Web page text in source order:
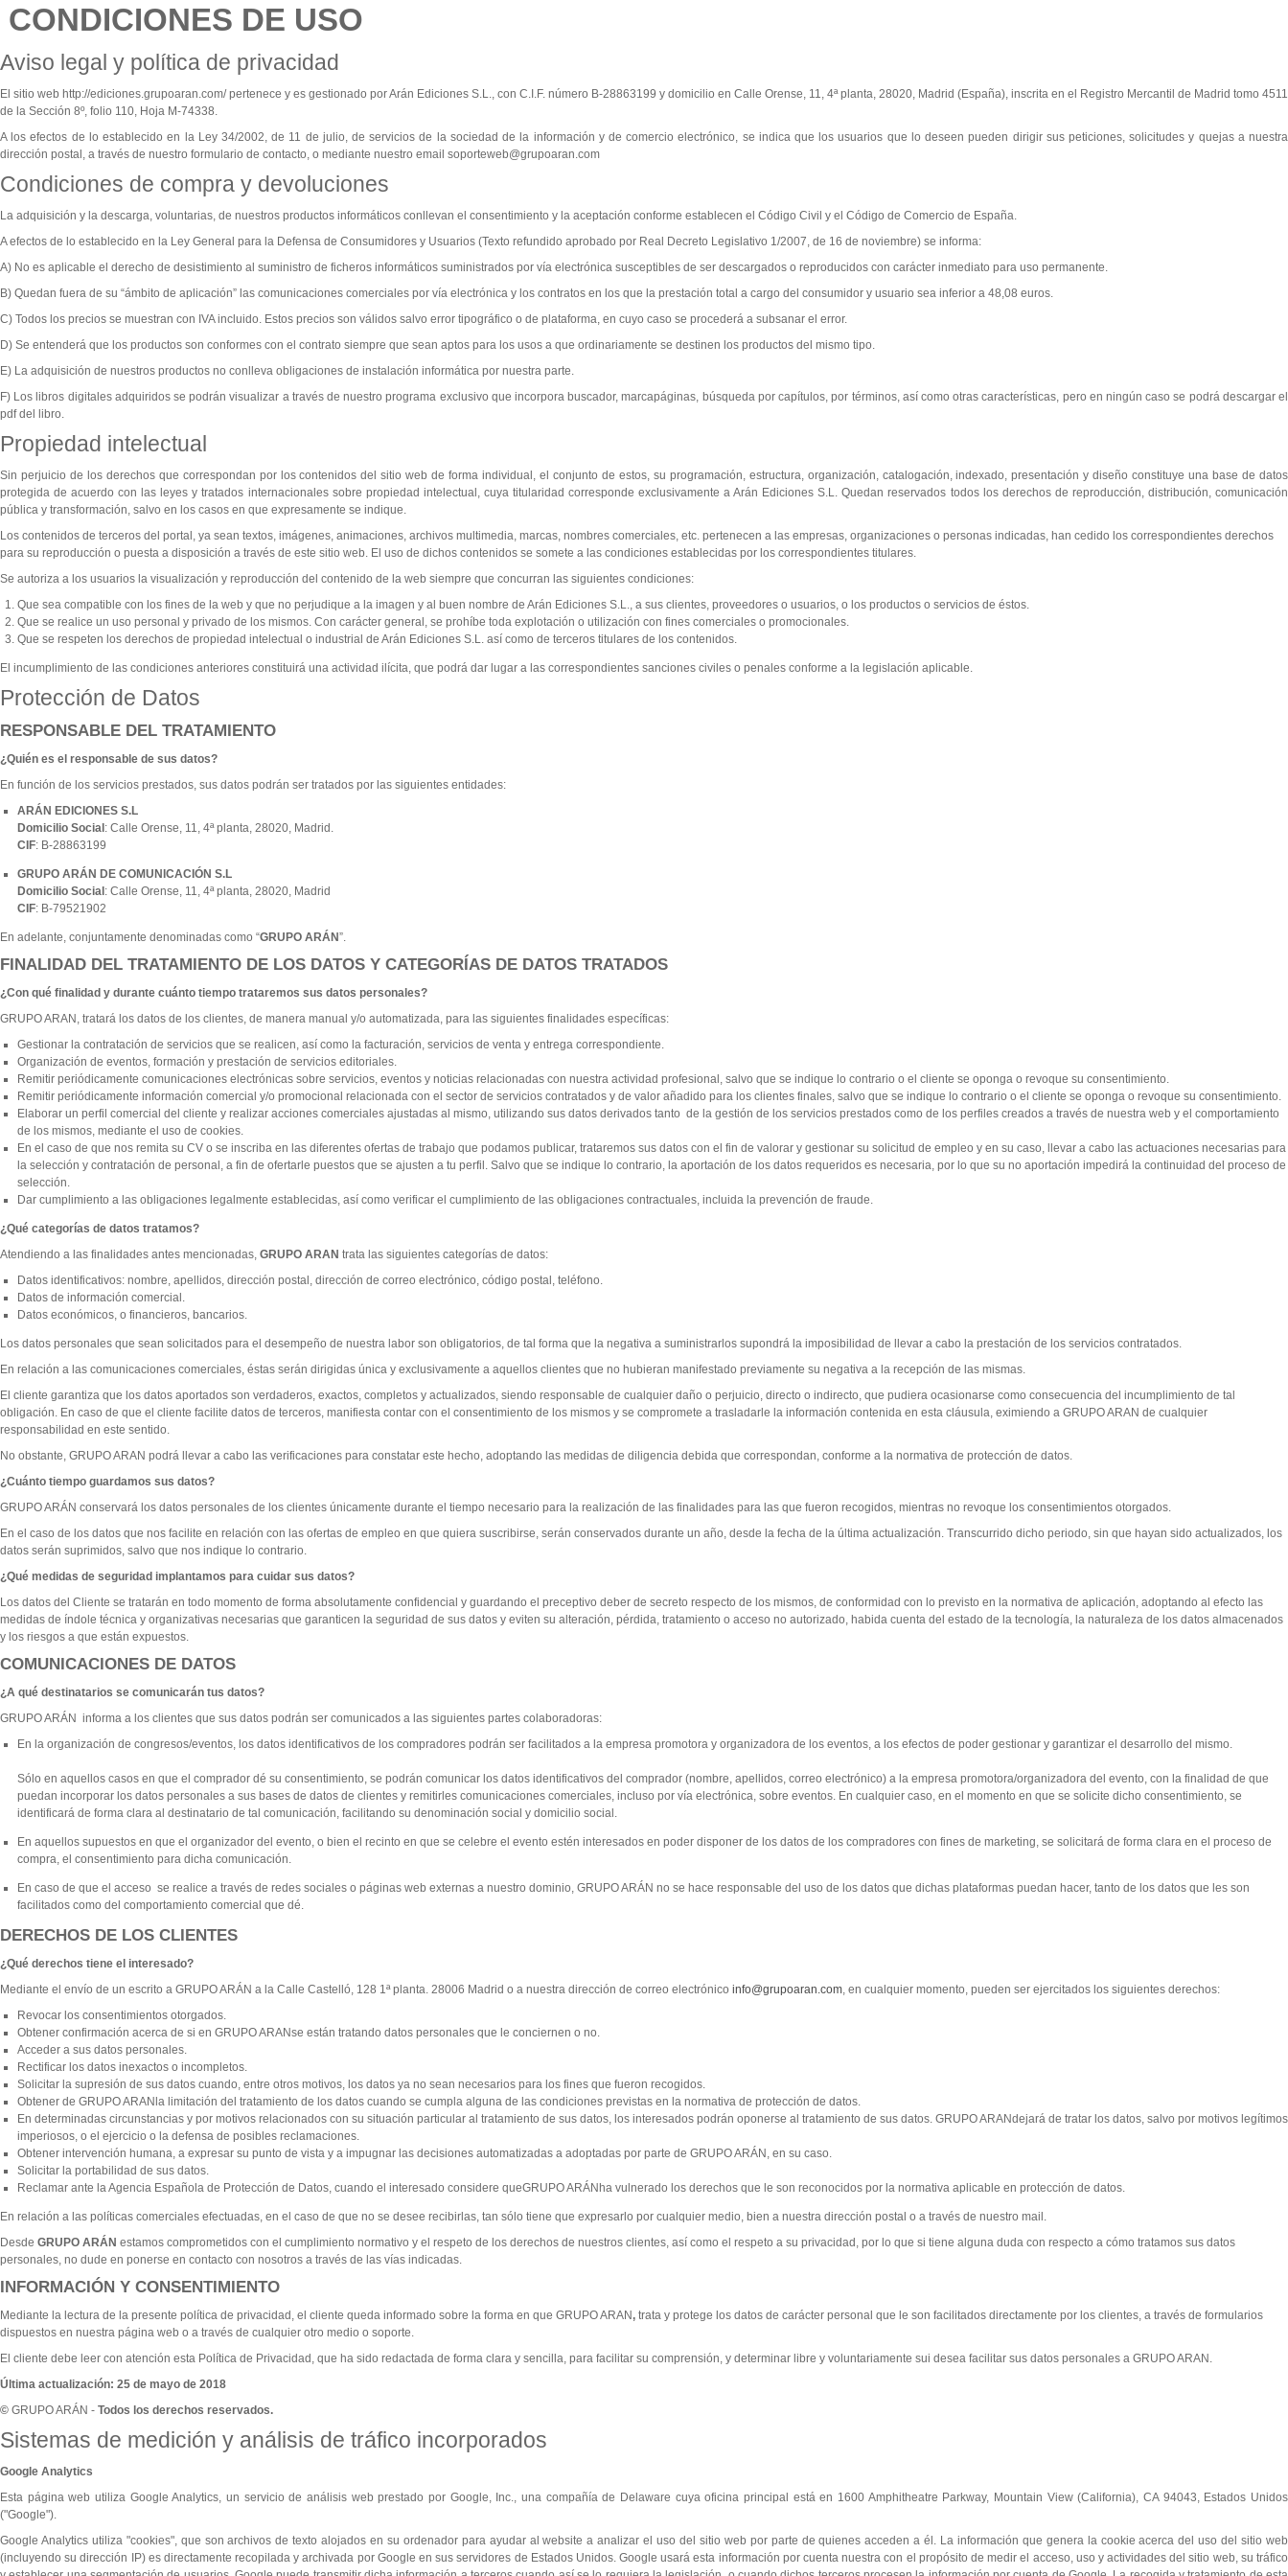
CONDICIONES DE USO
Aviso legal y política de privacidad
El sitio web http://ediciones.grupoaran.com/ pertenece y es gestionado por Arán Ediciones S.L., con C.I.F. número B-28863199 y domicilio en Calle Orense, 11, 4ª planta, 28020, Madrid (España), inscrita en el Registro Mercantil de Madrid tomo 4511
de la Sección 8º, folio 110, Hoja M-74338.
A los efectos de lo establecido en la Ley 34/2002, de 11 de julio, de servicios de la sociedad de la información y de comercio electrónico, se indica que los usuarios que lo deseen pueden dirigir sus peticiones, solicitudes y quejas a nuestra
dirección postal, a través de nuestro formulario de contacto, o mediante nuestro email soporteweb@grupoaran.com
Condiciones de compra y devoluciones
La adquisición y la descarga, voluntarias, de nuestros productos informáticos conllevan el consentimiento y la aceptación conforme establecen el Código Civil y el Código de Comercio de España.
A efectos de lo establecido en la Ley General para la Defensa de Consumidores y Usuarios (Texto refundido aprobado por Real Decreto Legislativo 1/2007, de 16 de noviembre) se informa:
A) No es aplicable el derecho de desistimiento al suministro de ficheros informáticos suministrados por vía electrónica susceptibles de ser descargados o reproducidos con carácter inmediato para uso permanente.
B) Quedan fuera de su “ámbito de aplicación” las comunicaciones comerciales por vía electrónica y los contratos en los que la prestación total a cargo del consumidor y usuario sea inferior a 48,08 euros.
C) Todos los precios se muestran con IVA incluido. Estos precios son válidos salvo error tipográfico o de plataforma, en cuyo caso se procederá a subsanar el error.
D) Se entenderá que los productos son conformes con el contrato siempre que sean aptos para los usos a que ordinariamente se destinen los productos del mismo tipo.
E) La adquisición de nuestros productos no conlleva obligaciones de instalación informática por nuestra parte.
F) Los libros digitales adquiridos se podrán visualizar a través de nuestro programa exclusivo que incorpora buscador, marcapáginas, búsqueda por capítulos, por términos, así como otras características, pero en ningún caso se podrá descargar el
pdf del libro.
Propiedad intelectual
Sin perjuicio de los derechos que correspondan por los contenidos del sitio web de forma individual, el conjunto de estos, su programación, estructura, organización, catalogación, indexado, presentación y diseño constituye una base de datos
protegida de acuerdo con las leyes y tratados internacionales sobre propiedad intelectual, cuya titularidad corresponde exclusivamente a Arán Ediciones S.L. Quedan reservados todos los derechos de reproducción, distribución, comunicación
pública y transformación, salvo en los casos en que expresamente se indique.
Los contenidos de terceros del portal, ya sean textos, imágenes, animaciones, archivos multimedia, marcas, nombres comerciales, etc. pertenecen a las empresas, organizaciones o personas indicadas, han cedido los correspondientes derechos
para su reproducción o puesta a disposición a través de este sitio web. El uso de dichos contenidos se somete a las condiciones establecidas por los correspondientes titulares.
Se autoriza a los usuarios la visualización y reproducción del contenido de la web siempre que concurran las siguientes condiciones:
Que sea compatible con los fines de la web y que no perjudique a la imagen y al buen nombre de Arán Ediciones S.L., a sus clientes, proveedores o usuarios, o los productos o servicios de éstos.
Que se realice un uso personal y privado de los mismos. Con carácter general, se prohíbe toda explotación o utilización con fines comerciales o promocionales.
Que se respeten los derechos de propiedad intelectual o industrial de Arán Ediciones S.L. así como de terceros titulares de los contenidos.
El incumplimiento de las condiciones anteriores constituirá una actividad ilícita, que podrá dar lugar a las correspondientes sanciones civiles o penales conforme a la legislación aplicable.
Protección de Datos
RESPONSABLE DEL TRATAMIENTO
¿Quién es el responsable de sus datos?
En función de los servicios prestados, sus datos podrán ser tratados por las siguientes entidades:
ARÁN EDICIONES S.L
Domicilio Social : Calle Orense, 11, 4ª planta, 28020, Madrid.
CIF: B-28863199
GRUPO ARÁN DE COMUNICACIÓN S.L
Domicilio Social : Calle Orense, 11, 4ª planta, 28020, Madrid
CIF: B-79521902
En adelante, conjuntamente denominadas como “GRUPO ARÁN”.
FINALIDAD DEL TRATAMIENTO DE LOS DATOS Y CATEGORÍAS DE DATOS TRATADOS
¿Con qué finalidad y durante cuánto tiempo trataremos sus datos personales?
GRUPO ARAN , tratará los datos de los clientes, de manera manual y/o automatizada, para las siguientes finalidades específicas:
Gestionar la contratación de servicios que se realicen, así como la facturación, servicios de venta y entrega correspondiente.
Organización de eventos, formación y prestación de servicios editoriales.
Remitir periódicamente comunicaciones electrónicas sobre servicios, eventos y noticias relacionadas con nuestra actividad profesional, salvo que se indique lo contrario o el cliente se oponga o revoque su consentimiento.
Remitir periódicamente información comercial y/o promocional relacionada con el sector de servicios contratados y de valor añadido para los clientes finales, salvo que se indique lo contrario o el cliente se oponga o revoque su consentimiento.
Elaborar un perfil comercial del cliente y realizar acciones comerciales ajustadas al mismo, utilizando sus datos derivados tanto de la gestión de los servicios prestados como de los perfiles creados a través de nuestra web y el comportamiento
de los mismos, mediante el uso de cookies.
En el caso de que nos remita su CV o se inscriba en las diferentes ofertas de trabajo que podamos publicar, trataremos sus datos con el fin de valorar y gestionar su solicitud de empleo y en su caso, llevar a cabo las actuaciones necesarias para
la selección y contratación de personal, a fin de ofertarle puestos que se ajusten a tu perfil. Salvo que se indique lo contrario, la aportación de los datos requeridos es necesaria, por lo que su no aportación impedirá la continuidad del proceso de
selección.
Dar cumplimiento a las obligaciones legalmente establecidas, así como verificar el cumplimiento de las obligaciones contractuales, incluida la prevención de fraude.
¿Qué categorías de datos tratamos?
Atendiendo a las finalidades antes mencionadas, GRUPO ARAN trata las siguientes categorías de datos:
Datos identificativos: nombre, apellidos, dirección postal, dirección de correo electrónico, código postal, teléfono.
Datos de información comercial.
Datos económicos, o financieros, bancarios.
Los datos personales que sean solicitados para el desempeño de nuestra labor son obligatorios, de tal forma que la negativa a suministrarlos supondrá la imposibilidad de llevar a cabo la prestación de los servicios contratados.
En relación a las comunicaciones comerciales, éstas serán dirigidas única y exclusivamente a aquellos clientes que no hubieran manifestado previamente su negativa a la recepción de las mismas.
El cliente garantiza que los datos aportados son verdaderos, exactos, completos y actualizados, siendo responsable de cualquier daño o perjuicio, directo o indirecto, que pudiera ocasionarse como consecuencia del incumplimiento de tal
obligación. En caso de que el cliente facilite datos de terceros, manifiesta contar con el consentimiento de los mismos y se compromete a trasladarle la información contenida en esta cláusula, eximiendo a GRUPO ARAN de cualquier
responsabilidad en este sentido.
No obstante, GRUPO ARAN podrá llevar a cabo las verificaciones para constatar este hecho, adoptando las medidas de diligencia debida que correspondan, conforme a la normativa de protección de datos.
¿Cuánto tiempo guardamos sus datos?
GRUPO ARÁN conservará los datos personales de los clientes únicamente durante el tiempo necesario para la realización de las finalidades para las que fueron recogidos, mientras no revoque los consentimientos otorgados.
En el caso de los datos que nos facilite en relación con las ofertas de empleo en que quiera suscribirse, serán conservados durante un año, desde la fecha de la última actualización. Transcurrido dicho periodo, sin que hayan sido actualizados, los
datos serán suprimidos, salvo que nos indique lo contrario.
¿Qué medidas de seguridad implantamos para cuidar sus datos?
Los datos del Cliente se tratarán en todo momento de forma absolutamente confidencial y guardando el preceptivo deber de secreto respecto de los mismos, de conformidad con lo previsto en la normativa de aplicación, adoptando al efecto las
medidas de índole técnica y organizativas necesarias que garanticen la seguridad de sus datos y eviten su alteración, pérdida, tratamiento o acceso no autorizado, habida cuenta del estado de la tecnología, la naturaleza de los datos almacenados
y los riesgos a que están expuestos.
COMUNICACIONES DE DATOS
¿A qué destinatarios se comunicarán tus datos?
GRUPO ARÁN informa a los clientes que sus datos podrán ser comunicados a las siguientes partes colaboradoras:
En la organización de congresos/eventos, los datos identificativos de los compradores podrán ser facilitados a la empresa promotora y organizadora de los eventos, a los efectos de poder gestionar y garantizar el desarrollo del mismo.
Sólo en aquellos casos en que el comprador dé su consentimiento, se podrán comunicar los datos identificativos del comprador (nombre, apellidos, correo electrónico) a la empresa promotora/organizadora del evento, con la finalidad de que
puedan incorporar los datos personales a sus bases de datos de clientes y remitirles comunicaciones comerciales, incluso por vía electrónica, sobre eventos. En cualquier caso, en el momento en que se solicite dicho consentimiento, se
identificará de forma clara al destinatario de tal comunicación, facilitando su denominación social y domicilio social.
En aquellos supuestos en que el organizador del evento, o bien el recinto en que se celebre el evento estén interesados en poder disponer de los datos de los compradores con fines de marketing, se solicitará de forma clara en el proceso de
compra, el consentimiento para dicha comunicación.
En caso de que el acceso se realice a través de redes sociales o páginas web externas a nuestro dominio, GRUPO ARÁN no se hace responsable del uso de los datos que dichas plataformas puedan hacer, tanto de los datos que les son
facilitados como del comportamiento comercial que dé.
DERECHOS DE LOS CLIENTES
¿Qué derechos tiene el interesado?
Mediante el envío de un escrito a GRUPO ARÁN a la Calle Castelló, 128 1ª planta. 28006 Madrid o a nuestra dirección de correo electrónico info@grupoaran.com, en cualquier momento, pueden ser ejercitados los siguientes derechos:
Revocar los consentimientos otorgados.
Obtener confirmación acerca de si en GRUPO ARANse están tratando datos personales que le conciernen o no.
Acceder a sus datos personales.
Rectificar los datos inexactos o incompletos.
Solicitar la supresión de sus datos cuando, entre otros motivos, los datos ya no sean necesarios para los fines que fueron recogidos.
Obtener de GRUPO ARANla limitación del tratamiento de los datos cuando se cumpla alguna de las condiciones previstas en la normativa de protección de datos.
En determinadas circunstancias y por motivos relacionados con su situación particular al tratamiento de sus datos, los interesados podrán oponerse al tratamiento de sus datos. GRUPO ARANdejará de tratar los datos, salvo por motivos legítimos
imperiosos, o el ejercicio o la defensa de posibles reclamaciones.
Obtener intervención humana, a expresar su punto de vista y a impugnar las decisiones automatizadas a adoptadas por parte de GRUPO ARÁN, en su caso.
Solicitar la portabilidad de sus datos.
Reclamar ante la Agencia Española de Protección de Datos, cuando el interesado considere queGRUPO ARÁNha vulnerado los derechos que le son reconocidos por la normativa aplicable en protección de datos.
En relación a las políticas comerciales efectuadas, en el caso de que no se desee recibirlas, tan sólo tiene que expresarlo por cualquier medio, bien a nuestra dirección postal o a través de nuestro mail.
Desde GRUPO ARÁN estamos comprometidos con el cumplimiento normativo y el respeto de los derechos de nuestros clientes, así como el respeto a su privacidad, por lo que si tiene alguna duda con respecto a cómo tratamos sus datos
personales, no dude en ponerse en contacto con nosotros a través de las vías indicadas.
INFORMACIÓN Y CONSENTIMIENTO
Mediante la lectura de la presente política de privacidad, el cliente queda informado sobre la forma en que GRUPO ARAN, trata y protege los datos de carácter personal que le son facilitados directamente por los clientes, a través de formularios
dispuestos en nuestra página web o a través de cualquier otro medio o soporte.
El cliente debe leer con atención esta Política de Privacidad, que ha sido redactada de forma clara y sencilla, para facilitar su comprensión, y determinar libre y voluntariamente sui desea facilitar sus datos personales a GRUPO ARAN.
Última actualización: 25 de mayo de 2018
© GRUPO ARÁN - Todos los derechos reservados.
Sistemas de medición y análisis de tráfico incorporados
Google Analytics
Esta página web utiliza Google Analytics, un servicio de análisis web prestado por Google, Inc., una compañía de Delaware cuya oficina principal está en 1600 Amphitheatre Parkway, Mountain View (California), CA 94043, Estados Unidos
("Google").
Google Analytics utiliza "cookies", que son archivos de texto alojados en su ordenador para ayudar al website a analizar el uso del sitio web por parte de quienes acceden a él. La información que genera la cookie acerca del uso del sitio web
(incluyendo su dirección IP) es directamente recopilada y archivada por Google en sus servidores de Estados Unidos. Google usará esta información por cuenta nuestra con el propósito de medir el acceso, uso y actividades del sitio web, su tráfico